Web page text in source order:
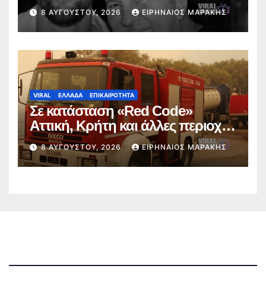
8 ΑΥΓΟΎΣΤΟΥ, 2026 ΕΙΡΗΝΑΊΟΣ ΜΑΡΆΚΗΣ
VIRAL ΕΛΛΑΔΑ ΕΠΙΚΑΙΡΟΤΗΤΑ
Σε κατάσταση «Red Code»
Αττική, Κρήτη και άλλες περιοχές
την Κυριακή 9 Αυγούστου λόγω
πολύ υψηλού κινδύνου
πυρκαγιάς
8 ΑΥΓΟΎΣΤΟΥ, 2026 ΕΙΡΗΝΑΊΟΣ ΜΑΡΆΚΗΣ